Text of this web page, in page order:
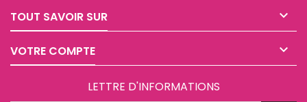
TOUT SAVOIR SUR 
VOTRE COMPTE 
LETTRE D'INFORMATIONS